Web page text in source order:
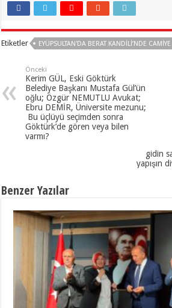
Etiketler EYÜPSULTAN'DA BERAT KANDILI’NDE
Önceki
Kerim GÜL, Eski Göktürk
Belediye Başkanı Mustafa Gül’ün
oğlu; Özgür NEMUTLU Avukat;
Ebru DEMİR, Üniversite mezunu;
Bu üçlüyü seçimden sonra
Göktürk’de gören veya bilen
varmı?
gidin
yapışın
Benzer Yazılar